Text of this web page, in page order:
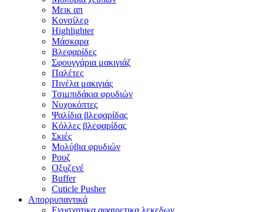
Μεικ απ
Κονσίλερ
Highlighter
Μάσκαρα
Βλεφαρίδες
Σφουγγάρια μακιγιάζ
Παλέτες
Πινέλα μακιγιάς
Τσιμπιδάκια φρυδιών
Νυχοκόπτες
Ψαλίδια βλεφαρίδας
Κόλλες βλεφαρίδας
Σκιές
Μολύβια φρυδιών
Ρουζ
Οξυζενέ
Buffer
Cuticle Pusher
Απορρυπαντικά
Eνυσχητικα αφαιρετικα λεκεδων